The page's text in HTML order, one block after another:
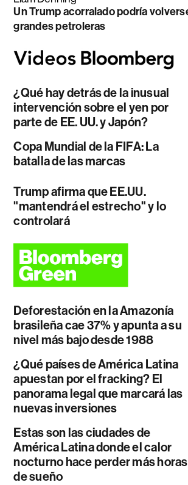
Un Trump acorralado podría
grandes petroleras
¿Qué hay detrás de la inusual
intervención sobre el yen por
parte de EE. UU. y Japón?
Copa Mundial de la FIFA: La
batalla de las marcas
Trump afirma que EE.UU.
"mantendrá el estrecho" y lo
controlará
Deforestación en la Amazonía
brasileña cae 37% y apunta a su
nivel más bajo desde 1988
¿Qué países de América Latina
apuestan por el fracking? El
panorama legal que marcará las
nuevas inversiones
Estas son las ciudades de
América Latina donde el calor
nocturno hace perder más horas
de sueño